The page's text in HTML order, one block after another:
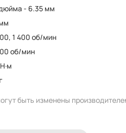
- 6.35 мм
1 400 об/мин
об/мин
быть изменены